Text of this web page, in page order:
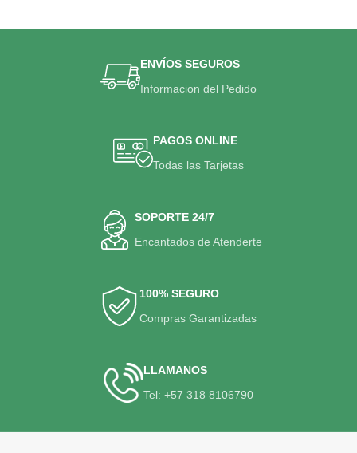
ENVÍOS SEGUROS
Informacion del Pedido
PAGOS ONLINE
Todas las Tarjetas
SOPORTE 24/7
Encantados de Atenderte
100% SEGURO
Compras Garantizadas
LLAMANOS
Tel: +57 318 8106790